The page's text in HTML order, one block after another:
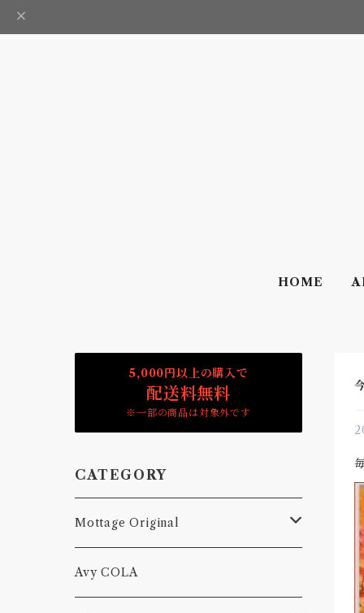
HOME
5,000円以上の購入で
配送料無料
※一部の商品は対象外です
CATEGORY
Mottage Original
Tシャツ
Avy COLA